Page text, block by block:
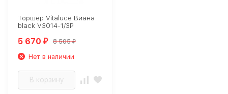
Торшер Vitaluce Виана
black V3014-1/3P
5 670₽ 8 505₽
Нет в наличии
В корзину